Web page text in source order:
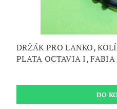
DRŽÁK PRO LANKO,
PLATA OCTAVIA I,